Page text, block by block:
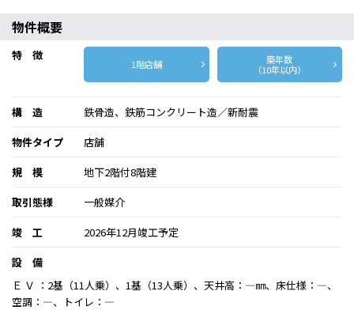
物件概要
特 徴
1階店舗
築年数
（10年以内）
構 造
鉄骨造、鉄筋コンクリート造／新耐震
物件タイプ
店舗
規 模
地下2階付8階建
取引態様
一般媒介
竣 工
2026年12月竣工予定
設 備
Ｅ Ｖ ：2基（11人乗）、1基（13人乗）、天井高：―㎜、床仕様：―、
空調：―、トイレ：―